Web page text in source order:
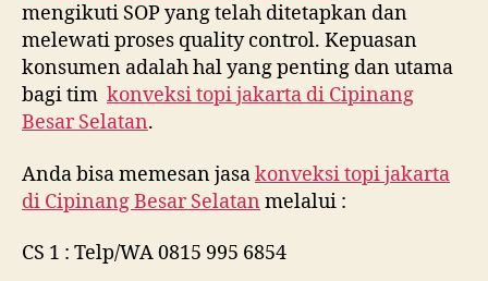
mengikuti SOP yang telah ditetapkan dan
melewati proses quality control. Kepuasan
konsumen adalah hal yang penting dan utama
bagi tim konveksi topi jakarta di Cipinang
Besar Selatan.
Anda bisa memesan jasakonveksi topi jakarta
di Cipinang Besar Selatan melalui :
CS 1 : Telp/WA 0815 995 6854